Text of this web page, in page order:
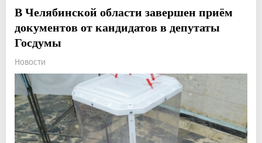
В Челябинской области завершен приём
документов от кандидатов в депутаты
Госдумы
Новости